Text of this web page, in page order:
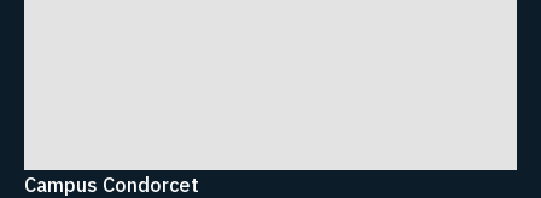
Campus Condorcet